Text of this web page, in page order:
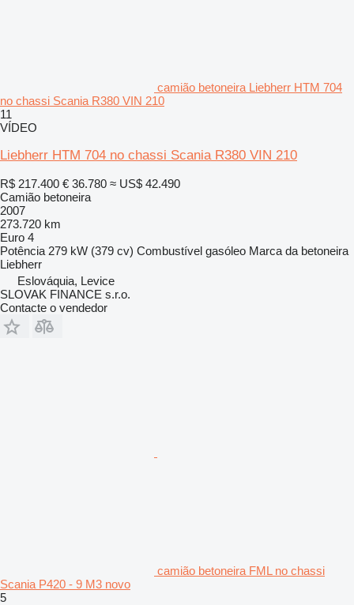
camião betoneira Liebherr HTM 704
no chassi Scania R380 VIN 210
11
VÍDEO
Liebherr HTM 704 no chassi Scania R380 VIN 210
R$ 217.400 € 36.780 ≈ US$ 42.490
Camião betoneira
2007
273.720 km
Euro 4
Potência 279 kW (379 cv) Combustível gasóleo Marca da betoneira
Liebherr
Eslováquia, Levice
SLOVAK FINANCE s.r.o.
Contacte o vendedor
camião betoneira FML no chassi
Scania P420 - 9 M3 novo
5